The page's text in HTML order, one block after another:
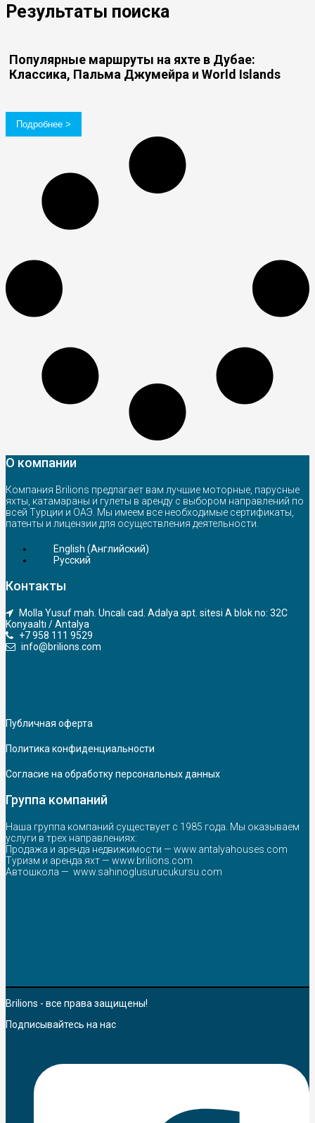
Результаты поиска
Популярные маршруты на яхте в Дубае:
Классика, Пальма Джумейра и World Islands
Подробнее >
О компании
Компания Brilions предлагает вам лучшие моторные, парусные
яхты, катамараны и гулеты в аренду с выбором направлений по
всей Турции и ОАЭ. Мы имеем все необходимые сертификаты,
патенты и лицензии для осуществления деятельности.
English (Английский)
Русский
Контакты
Molla Yusuf mah. Uncalı cad. Adalya apt. sitesi A blok no: 32C
Konyaaltı / Antalya
+7 958 111 9529
info@brilions.com
Публичная оферта
Политика конфиденциальности
Согласие на обработку персональных данных
Группа компаний
Наша группа компаний существует с 1985 года. Мы оказываем
услуги в трех направлениях:
Продажа и аренда недвижимости — www.antalyahouses.com
Туризм и аренда яхт — www.brilions.com
Автошкола — www.sahinoglusurucukursu.com
Brilions - все права защищены!
Подписывайтесь на нас